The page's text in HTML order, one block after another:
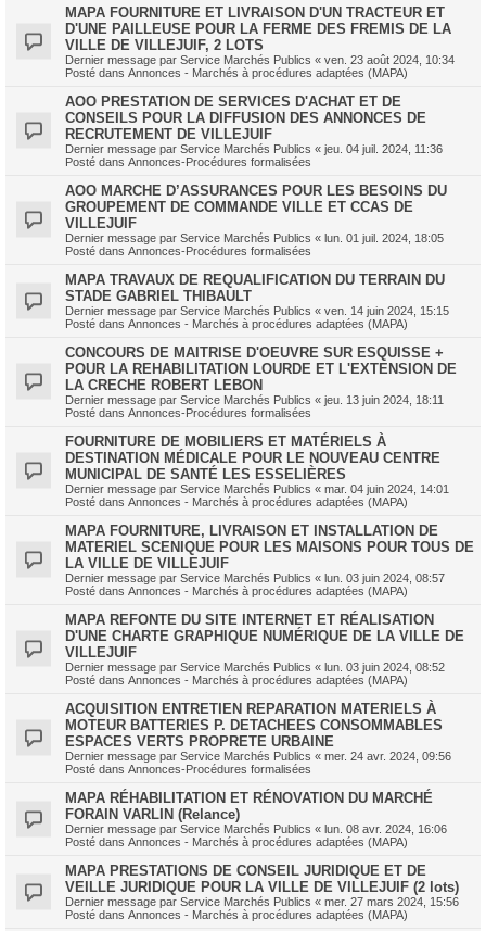
MAPA FOURNITURE ET LIVRAISON D'UN TRACTEUR ET
D'UNE PAILLEUSE POUR LA FERME DES FREMIS DE LA
VILLE DE VILLEJUIF, 2 LOTS
Dernier message par Service Marchés Publics « ven. 23 août 2024, 10:34
Posté dans Annonces - Marchés à procédures adaptées (MAPA)
AOO PRESTATION DE SERVICES D'ACHAT ET DE
CONSEILS POUR LA DIFFUSION DES ANNONCES DE
RECRUTEMENT DE VILLEJUIF
Dernier message par Service Marchés Publics « jeu. 04 juil. 2024, 11:36
Posté dans Annonces-Procédures formalisées
AOO MARCHE D’ASSURANCES POUR LES BESOINS DU
GROUPEMENT DE COMMANDE VILLE ET CCAS DE
VILLEJUIF
Dernier message par Service Marchés Publics « lun. 01 juil. 2024, 18:05
Posté dans Annonces-Procédures formalisées
MAPA TRAVAUX DE REQUALIFICATION DU TERRAIN DU
STADE GABRIEL THIBAULT
Dernier message par Service Marchés Publics « ven. 14 juin 2024, 15:15
Posté dans Annonces - Marchés à procédures adaptées (MAPA)
CONCOURS DE MAITRISE D'OEUVRE SUR ESQUISSE +
POUR LA REHABILITATION LOURDE ET L'EXTENSION DE
LA CRECHE ROBERT LEBON
Dernier message par Service Marchés Publics « jeu. 13 juin 2024, 18:11
Posté dans Annonces-Procédures formalisées
FOURNITURE DE MOBILIERS ET MATÉRIELS À
DESTINATION MÉDICALE POUR LE NOUVEAU CENTRE
MUNICIPAL DE SANTÉ LES ESSELIÈRES
Dernier message par Service Marchés Publics « mar. 04 juin 2024, 14:01
Posté dans Annonces - Marchés à procédures adaptées (MAPA)
MAPA FOURNITURE, LIVRAISON ET INSTALLATION DE
MATERIEL SCENIQUE POUR LES MAISONS POUR TOUS DE
LA VILLE DE VILLEJUIF
Dernier message par Service Marchés Publics « lun. 03 juin 2024, 08:57
Posté dans Annonces - Marchés à procédures adaptées (MAPA)
MAPA REFONTE DU SITE INTERNET ET RÉALISATION
D'UNE CHARTE GRAPHIQUE NUMÉRIQUE DE LA VILLE DE
VILLEJUIF
Dernier message par Service Marchés Publics « lun. 03 juin 2024, 08:52
Posté dans Annonces - Marchés à procédures adaptées (MAPA)
ACQUISITION ENTRETIEN REPARATION MATERIELS À
MOTEUR BATTERIES P. DETACHEES CONSOMMABLES
ESPACES VERTS PROPRETE URBAINE
Dernier message par Service Marchés Publics « mer. 24 avr. 2024, 09:56
Posté dans Annonces-Procédures formalisées
MAPA RÉHABILITATION ET RÉNOVATION DU MARCHÉ
FORAIN VARLIN (Relance)
Dernier message par Service Marchés Publics « lun. 08 avr. 2024, 16:06
Posté dans Annonces - Marchés à procédures adaptées (MAPA)
MAPA PRESTATIONS DE CONSEIL JURIDIQUE ET DE
VEILLE JURIDIQUE POUR LA VILLE DE VILLEJUIF (2 lots)
Dernier message par Service Marchés Publics « mer. 27 mars 2024, 15:56
Posté dans Annonces - Marchés à procédures adaptées (MAPA)